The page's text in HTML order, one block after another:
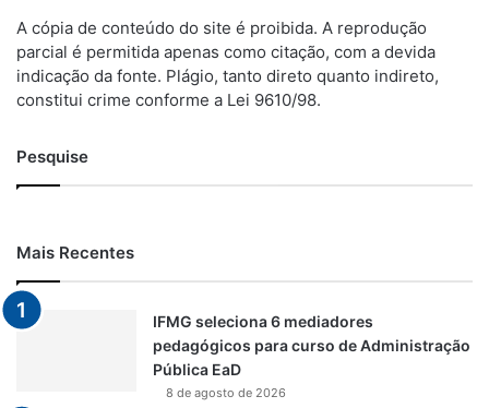
A cópia de conteúdo do site é proibida. A reprodução
parcial é permitida apenas como citação, com a devida
indicação da fonte. Plágio, tanto direto quanto indireto,
constitui crime conforme a Lei 9610/98.
Pesquise
Mais Recentes
IFMG seleciona 6 mediadores
pedagógicos para curso de Administração
Pública EaD
8 de agosto de 2026